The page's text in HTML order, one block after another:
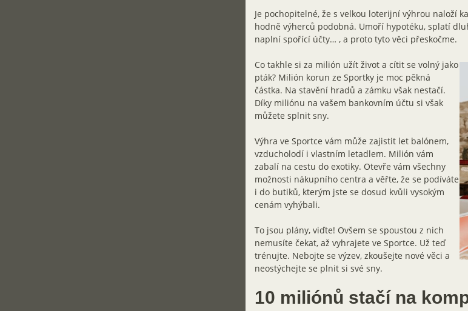
Je pochopitelné, že s velkou loterijní výhrou naloží
hodně výherců podobná. Umoří hypotéku, splatí
naplní spořící účty… , a proto tyto věci přeskočme.
Co takhle si za milión užít život a cítit se volný jako
pták? Milión korun ze Sportky je moc pěkná
částka. Na stavění hradů a zámku však nestačí.
Díky miliónu na vašem bankovním účtu si však
můžete splnit sny.
Výhra ve Sportce vám může zajistit let balónem,
vzducholodí i vlastním letadlem. Milión vám
zabalí na cestu do exotiky. Otevře vám všechny
možnosti nákupního centra a věřte, že se podíváte
i do butiků, kterým jste se dosud kvůli vysokým
cenám vyhýbali.
To jsou plány, viďte! Ovšem se spoustou z nich
nemusíte čekat, až vyhrajete ve Sportce. Už teď
trénujte. Nebojte se výzev, zkoušejte nové věci a
neostýchejte se plnit si své sny.
10 miliónů stačí na